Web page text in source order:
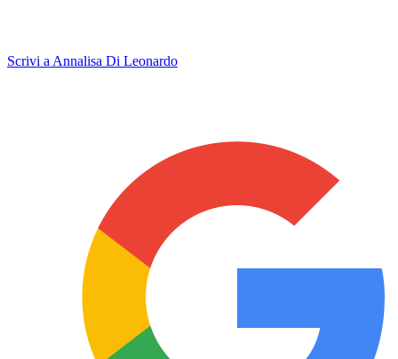
Scrivi a Annalisa Di Leonardo